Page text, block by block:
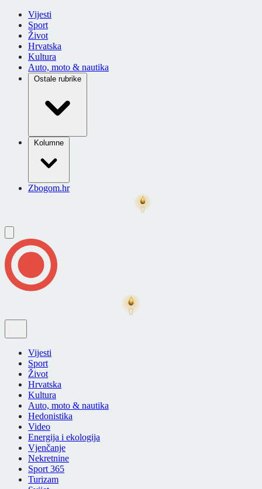
Vijesti
Sport
Život
Hrvatska
Kultura
Auto, moto & nautika
Ostale rubrike
Kolumne
Zbogom.hr
Vijesti
Sport
Život
Hrvatska
Kultura
Auto, moto & nautika
Hedonistika
Video
Energija i ekologija
Vjenčanje
Nekretnine
Sport 365
Turizam